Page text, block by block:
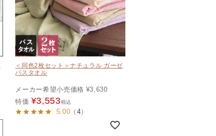
＜同色2枚セット＞ナチュラル ガーゼ
バスタオル
メーカー希望小売価格 ¥3,630
特価 ¥3,553税込
5.00 （ 4）